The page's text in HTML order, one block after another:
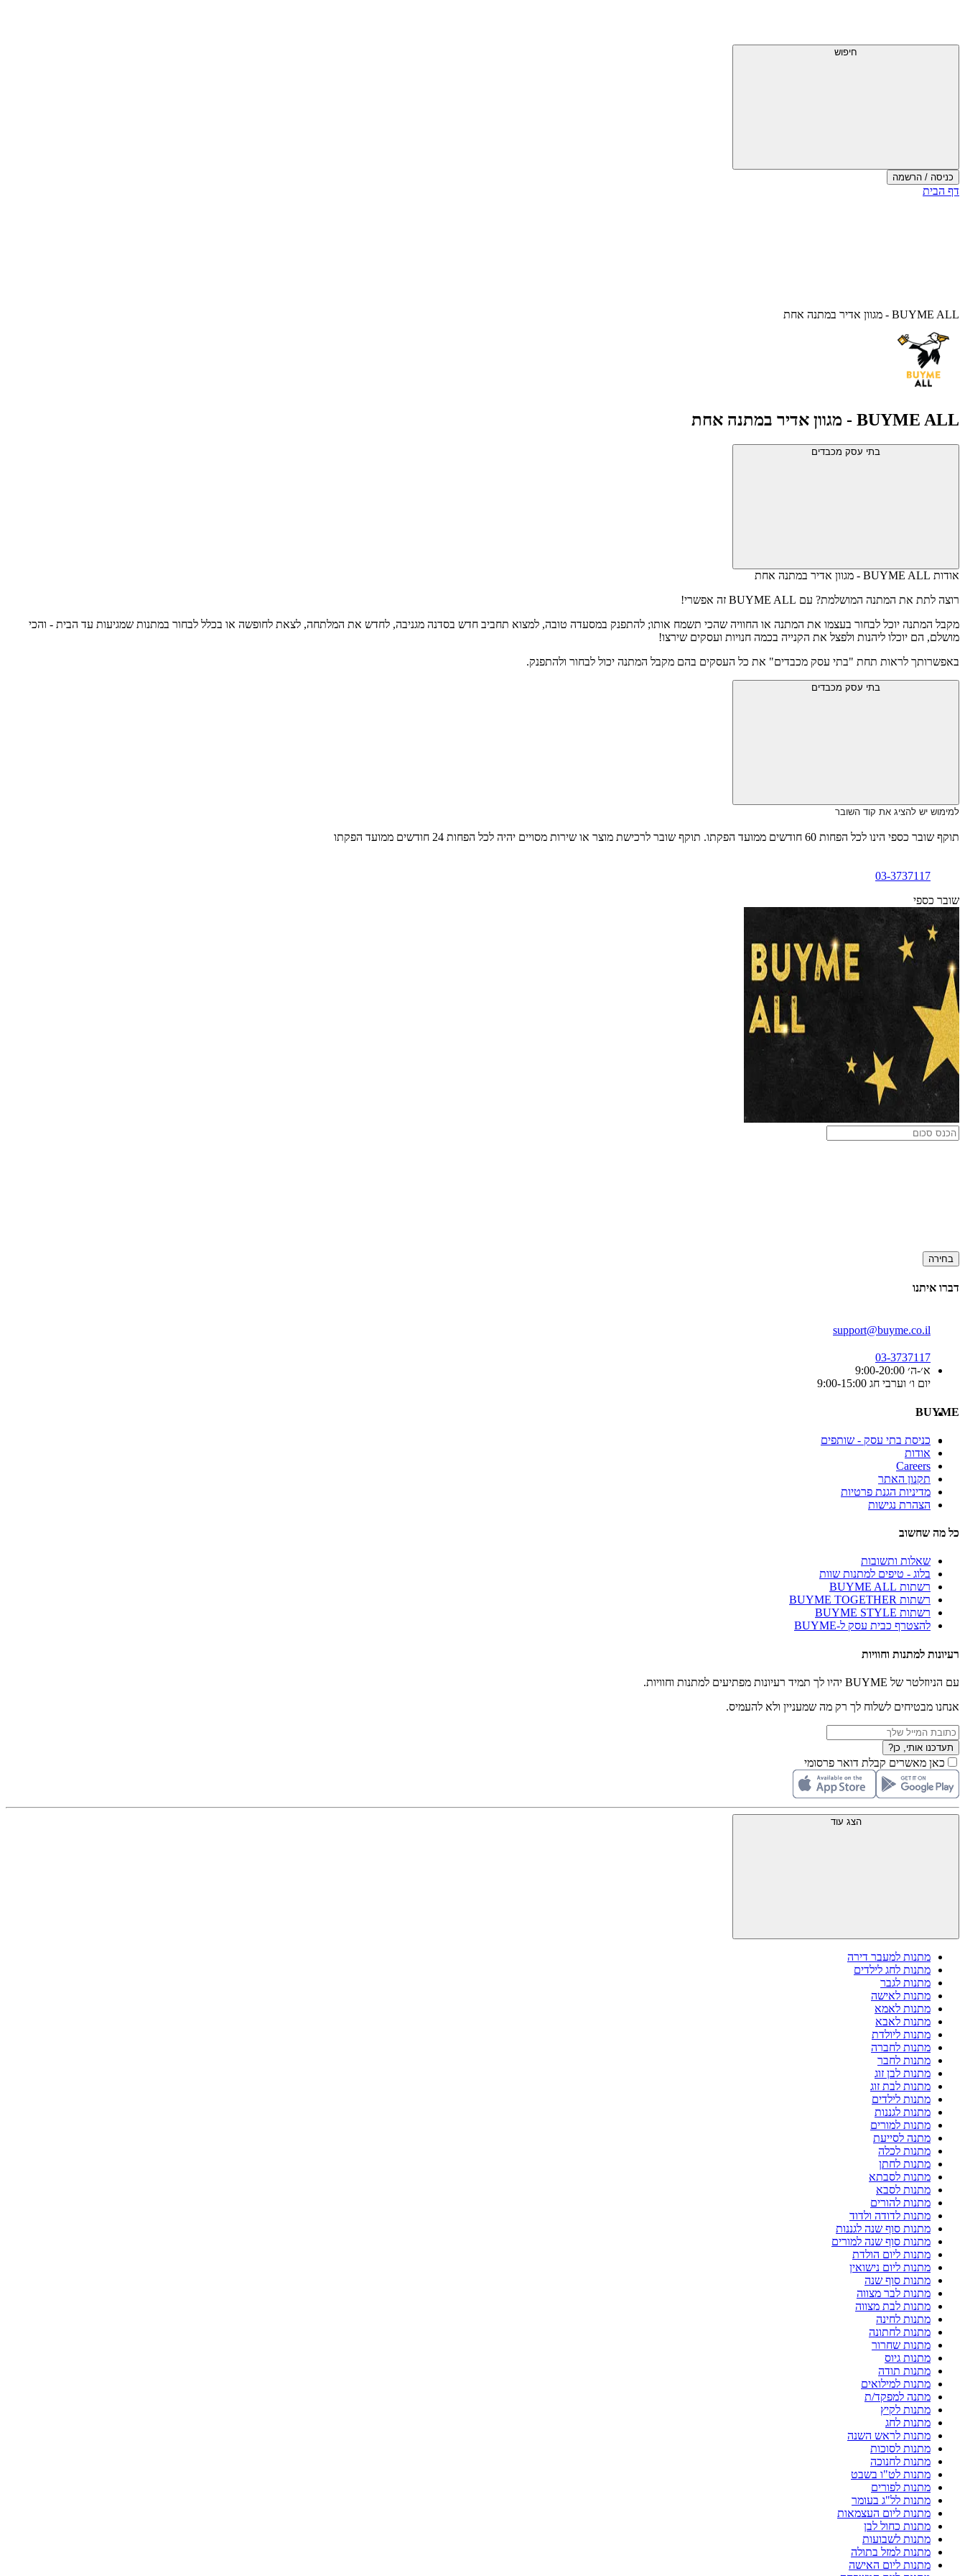
עליון
חיפוש
כניסה / הרשמה
סוף
דף הבית
BUYME ALL - מגוון אדיר במתנה אחת
BUYME ALL - מגוון אדיר במתנה אחת
בתי עסק מכבדים
אודות BUYME ALL - מגוון אדיר במתנה אחת
רוצה לתת את המתנה המושלמת? עם BUYME ALL זה אפשרי!
מקבל המתנה יוכל לבחור בעצמו את המתנה או החוויה שהכי תשמח אותו; להתפנק במסעדה טובה, למצוא תחביב חדש בסדנה מגניבה, לחדש את המלתחה, לצאת לחופשה או בכלל לבחור במתנות שמגיעות עד הבית - והכי
מושלם, הם יוכלו ליהנות ולפצל את הקנייה בכמה חנויות ועסקים שירצו!
באפשרותך לראות תחת "בתי עסק מכבדים" את כל העסקים בהם מקבל המתנה יכול לבחור ולהתפנק.
בתי עסק מכבדים
למימוש יש להציג את קוד השובר
תוקף שובר כספי הינו לכל הפחות 60 חודשים ממועד הפקתו. תוקף שובר לרכישת מוצר או שירות מסויים יהיה לכל הפחות 24 חודשים ממועד הפקתו
03-3737117
שובר כספי
בחירה
דברו איתנו
support@buyme.co.il
03-3737117
א׳-ה׳ 9:00-20:00
יום ו׳ וערבי חג 9:00-15:00
BUYME
כניסת בתי עסק - שותפים
אודות
Careers
תקנון האתר
מדיניות הגנת פרטיות
הצהרת נגישות
כל מה שחשוב
שאלות ותשובות
בלוג - טיפים למתנות שוות
רשתות BUYME ALL
רשתות BUYME TOGETHER
רשתות BUYME STYLE
להצטרף כבית עסק ל-BUYME
רעיונות למתנות וחוויות
עם הניוזלטר של BUYME יהיו לך תמיד רעיונות מפתיעים למתנות וחוויות.
אנחנו מבטיחים לשלוח לך רק מה שמעניין ולא להעמיס.
תעדכנו אותי, כן?
כאן מאשרים קבלת דואר פרסומי
הצג עוד
מתנות למעבר דירה
מתנות לחג לילדים
מתנות לגבר
מתנות לאישה
מתנות לאמא
מתנות לאבא
מתנות ליולדת
מתנות לחברה
מתנות לחבר
מתנות לבן זוג
מתנות לבת זוג
מתנות לילדים
מתנות לגננות
מתנות למורים
מתנה לסייעת
מתנות לכלה
מתנות לחתן
מתנות לסבתא
מתנות לסבא
מתנות להורים
מתנות לדודה ולדוד
מתנות סוף שנה לגננות
מתנות סוף שנה למורים
מתנות ליום הולדת
מתנות ליום נישואין
מתנות סוף שנה
מתנות לבר מצווה
מתנות לבת מצווה
מתנות לחינה
מתנות לחתונה
מתנות שחרור
מתנות גיוס
מתנות תודה
מתנות למילואים
מתנה למפקד/ת
מתנות לקיץ
מתנות לחג
מתנות לראש השנה
מתנות לסוכות
מתנות לחנוכה
מתנות לט"ו בשבט
מתנות לפורים
מתנות לל"ג בעומר
מתנות ליום העצמאות
מתנות כחול לבן
מתנות לשבועות
מתנות למזל בתולה
מתנות ליום האישה